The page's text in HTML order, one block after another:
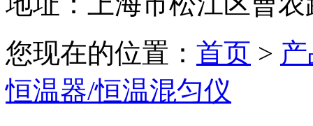
您现在的位置： 首页 >
恒温器/恒温混匀仪